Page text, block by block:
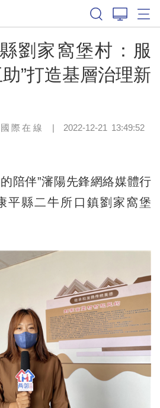
劉家窩堡村：服
”打造基層治理新
際在線 | 2022-12-21 13:49:52
伴”瀋陽先鋒網絡媒體行
平縣二牛所口鎮劉家窩堡